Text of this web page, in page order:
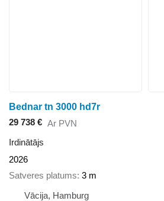
Bednar tn 3000 hd7r
29 738 € Ar PVN
Irdinātājs
2026
Satveres platums 3 m
Vācija, Hamburg